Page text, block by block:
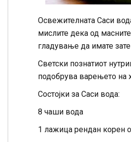
Освежителната Саси
мислите дека од
гладување да имате
Светски познатиот
подобрува варењето на
Состојки за Саси вода:
8 чаши вода
1 лажица рендан корен